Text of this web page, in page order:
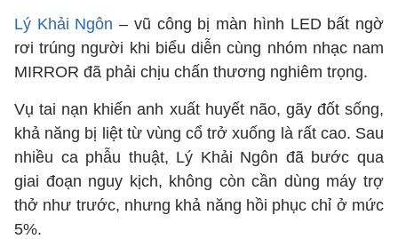
Lý Khải Ngôn– vũ công bị màn hình LED bất ngờ
rơi trúng người khi biểu diễn cùng nhóm nhạc nam
MIRROR đã phải chịu chấn thương nghiêm trọng.
Vụ tai nạn khiến anh xuất huyết não, gãy đốt sống,
khả năng bị liệt từ vùng cổ trở xuống là rất cao. Sau
nhiều ca phẫu thuật, Lý Khải Ngôn đã bước qua
giai đoạn nguy kịch, không còn cần dùng máy trợ
thở như trước, nhưng khả năng hồi phục chỉ ở mức
5%.